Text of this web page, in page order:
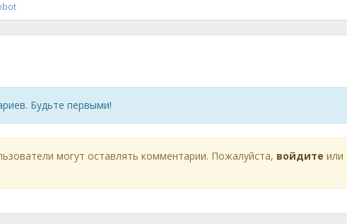
Будьте первыми!
могут оставлять комментарии. Пожалуйста, войдите или